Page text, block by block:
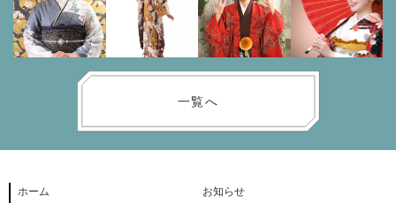
一覧へ
ホーム
お知らせ